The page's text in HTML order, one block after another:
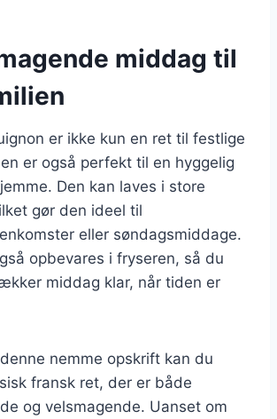
middag til
er ikke kun en ret til festlige
er også perfekt til en hyggelig
Den kan laves i store
gør den ideel til
eller søndagsmiddage.
opbevares i fryseren, så du
middag klar, når tiden er
nemme opskrift kan du
fransk ret, der er både
og velsmagende. Uanset om